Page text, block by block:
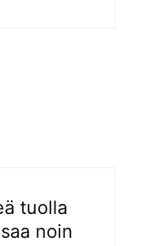
tuolla
noin